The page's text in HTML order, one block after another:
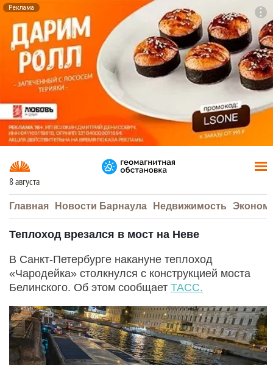
Реклама
8 августа
Главная Новости Барнаула Недвижимость
Теплоход врезался в мост на Неве
В Санкт-Петербурге накануне теплоход
«Чародейка» столкнулся с конструкцией моста
Белинского. Об этом сообщает ТАСС.